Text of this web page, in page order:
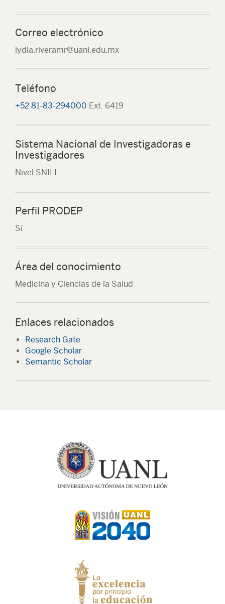
Correo electrónico
lydia.riveramr@uanl.edu.mx
Teléfono
+52 81-83-294000 Ext. 6419
Sistema Nacional de Investigadoras e
Investigadores
Nivel SNII I
Perfil PRODEP
Sí
Área del conocimiento
Medicina y Ciencias de la Salud
Enlaces relacionados
Research Gate
Google Scholar
Semantic Scholar